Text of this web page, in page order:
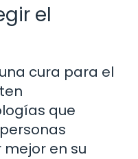
el
cura para el
que
en su